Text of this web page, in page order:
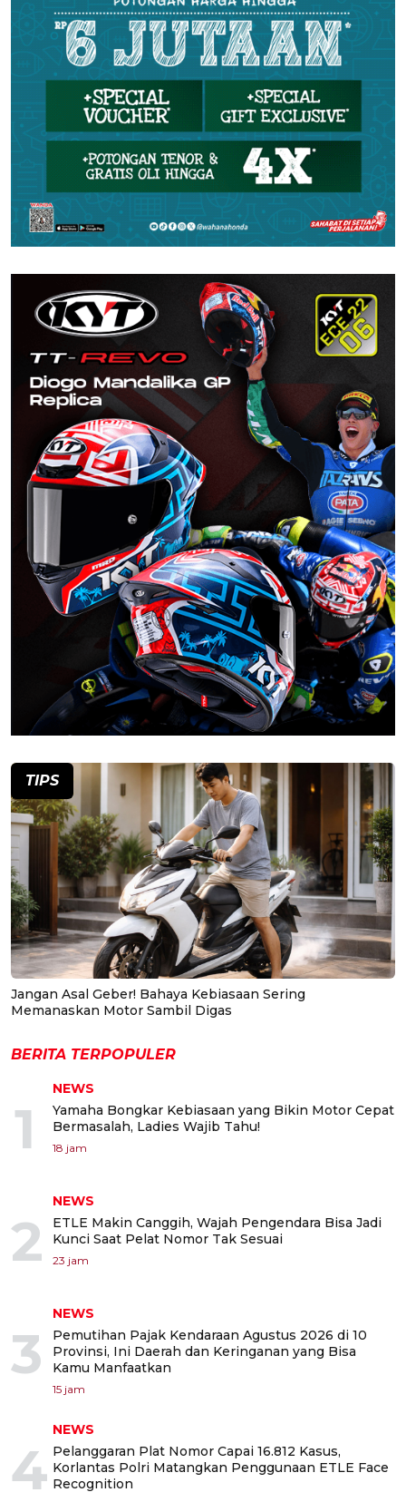
TIPS
Jangan Asal Geber! Bahaya Kebiasaan Sering
Memanaskan Motor Sambil Digas
BERITA TERPOPULER
1
NEWS
Yamaha Bongkar Kebiasaan yang Bikin Motor Cepat
Bermasalah, Ladies Wajib Tahu!
18 jam
2
NEWS
ETLE Makin Canggih, Wajah Pengendara Bisa Jadi
Kunci Saat Pelat Nomor Tak Sesuai
23 jam
3
NEWS
Pemutihan Pajak Kendaraan Agustus 2026 di 10
Provinsi, Ini Daerah dan Keringanan yang Bisa
Kamu Manfaatkan
15 jam
4
NEWS
Pelanggaran Plat Nomor Capai 16.812 Kasus,
Korlantas Polri Matangkan Penggunaan ETLE Face
Recognition